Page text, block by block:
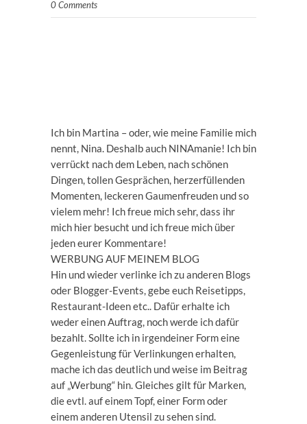
0 Comments
Ich bin Martina – oder, wie meine Familie mich
nennt, Nina. Deshalb auch NINAmanie! Ich bin
verrückt nach dem Leben, nach schönen
Dingen, tollen Gesprächen, herzerfüllenden
Momenten, leckeren Gaumenfreuden und so
vielem mehr! Ich freue mich sehr, dass ihr
mich hier besucht und ich freue mich über
jeden eurer Kommentare!
WERBUNG AUF MEINEM BLOG
Hin und wieder verlinke ich zu anderen Blogs
oder Blogger-Events, gebe euch Reisetipps,
Restaurant-Ideen etc.. Dafür erhalte ich
weder einen Auftrag, noch werde ich dafür
bezahlt. Sollte ich in irgendeiner Form eine
Gegenleistung für Verlinkungen erhalten,
mache ich das deutlich und weise im Beitrag
auf „Werbung“ hin. Gleiches gilt für Marken,
die evtl. auf einem Topf, einer Form oder
einem anderen Utensil zu sehen sind.